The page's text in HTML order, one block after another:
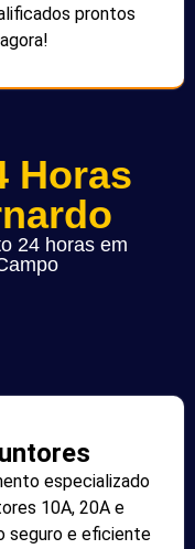
prontos
Horas
24 horas em
especializado
10A, 20A e
seguro e eficiente